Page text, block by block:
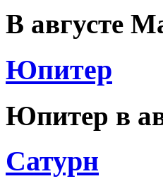
В августе
Юпитер
Юпитер в
Сатурн